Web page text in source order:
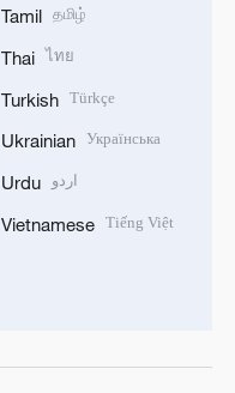
Tamil தமிழ்
Thai ไทย
Turkish Türkçe
Ukrainian Українська
Urdu اردو
Vietnamese Tiếng Việt